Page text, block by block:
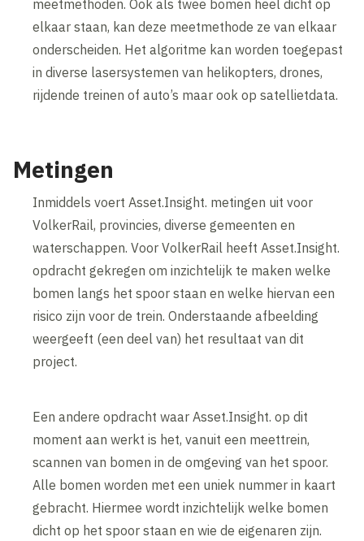
meetmethoden. Ook als twee bomen heel dicht op
elkaar staan, kan deze meetmethode ze van elkaar
onderscheiden. Het algoritme kan worden toegepast
in diverse lasersystemen van helikopters, drones,
rijdende treinen of auto’s maar ook op satellietdata.
Metingen
Inmiddels voert Asset.Insight. metingen uit voor
VolkerRail, provincies, diverse gemeenten en
waterschappen. Voor VolkerRail heeft Asset.Insight.
opdracht gekregen om inzichtelijk te maken welke
bomen langs het spoor staan en welke hiervan een
risico zijn voor de trein. Onderstaande afbeelding
weergeeft (een deel van) het resultaat van dit
project.
Een andere opdracht waar Asset.Insight. op dit
moment aan werkt is het, vanuit een meettrein,
scannen van bomen in de omgeving van het spoor.
Alle bomen worden met een uniek nummer in kaart
gebracht. Hiermee wordt inzichtelijk welke bomen
dicht op het spoor staan en wie de eigenaren zijn.